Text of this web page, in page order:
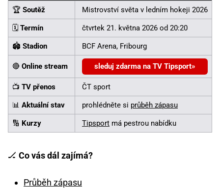
🏆 Soutěž Mistrovství světa v ledním hokeji 2026
🗓️ Termín čtvrtek 21. května 2026 od 20:20
🏟️ Stadion BCF Arena, Fribourg
🔴 Online stream sleduj zdarma na TV Tipsport
📺 TV přenos ČT sport
📊 Aktuální stav prohlédněte si průběh zápasu
🔢 Kurzy Tipsport má pestrou nabídku
🏒 Co vás dál zajímá?
Průběh zápasu